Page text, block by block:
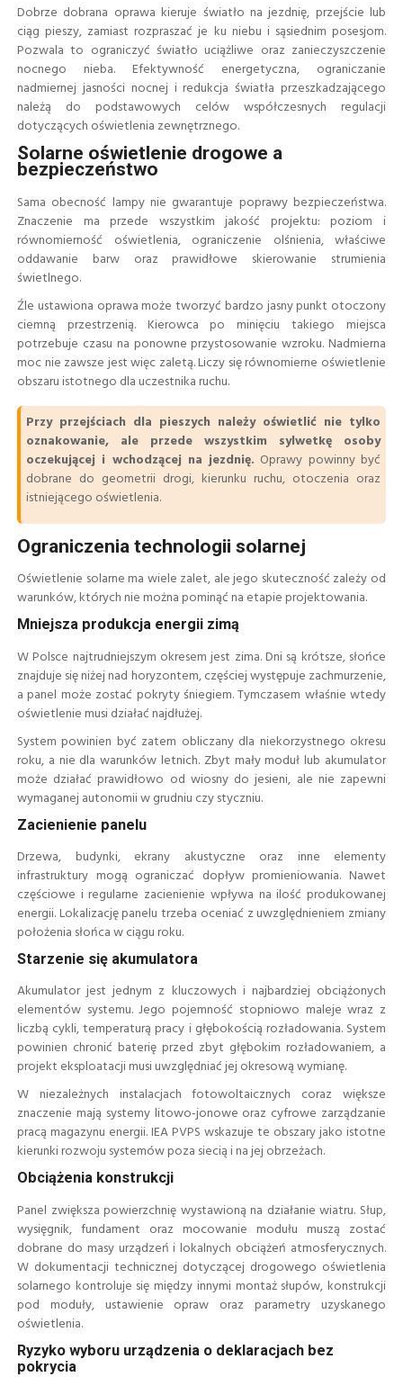
Dobrze dobrana oprawa kieruje światło na jezdnię, przejście lub
ciąg pieszy, zamiast rozpraszać je ku niebu i sąsiednim posesjom.
Pozwala to ograniczyć światło uciążliwe oraz zanieczyszczenie
nocnego nieba. Efektywność energetyczna, ograniczanie
nadmiernej jasności nocnej i redukcja światła przeszkadzającego
należą do podstawowych celów współczesnych regulacji
dotyczących oświetlenia zewnętrznego.
Solarne oświetlenie drogowe a
bezpieczeństwo
Sama obecność lampy nie gwarantuje poprawy bezpieczeństwa.
Znaczenie ma przede wszystkim jakość projektu: poziom i
równomierność oświetlenia, ograniczenie olśnienia, właściwe
oddawanie barw oraz prawidłowe skierowanie strumienia
świetlnego.
Źle ustawiona oprawa może tworzyć bardzo jasny punkt otoczony
ciemną przestrzenią. Kierowca po minięciu takiego miejsca
potrzebuje czasu na ponowne przystosowanie wzroku. Nadmierna
moc nie zawsze jest więc zaletą. Liczy się równomierne oświetlenie
obszaru istotnego dla uczestnika ruchu.
Przy przejściach dla pieszych należy oświetlić nie tylko
oznakowanie, ale przede wszystkim sylwetkę osoby
oczekującej i wchodzącej na jezdnię. Oprawy powinny być
dobrane do geometrii drogi, kierunku ruchu, otoczenia oraz
istniejącego oświetlenia.
Ograniczenia technologii solarnej
Oświetlenie solarne ma wiele zalet, ale jego skuteczność zależy od
warunków, których nie można pominąć na etapie projektowania.
Mniejsza produkcja energii zimą
W Polsce najtrudniejszym okresem jest zima. Dni są krótsze, słońce
znajduje się niżej nad horyzontem, częściej występuje zachmurzenie,
a panel może zostać pokryty śniegiem. Tymczasem właśnie wtedy
oświetlenie musi działać najdłużej.
System powinien być zatem obliczany dla niekorzystnego okresu
roku, a nie dla warunków letnich. Zbyt mały moduł lub akumulator
może działać prawidłowo od wiosny do jesieni, ale nie zapewni
wymaganej autonomii w grudniu czy styczniu.
Zacienienie panelu
Drzewa, budynki, ekrany akustyczne oraz inne elementy
infrastruktury mogą ograniczać dopływ promieniowania. Nawet
częściowe i regularne zacienienie wpływa na ilość produkowanej
energii. Lokalizację panelu trzeba oceniać z uwzględnieniem zmiany
położenia słońca w ciągu roku.
Starzenie się akumulatora
Akumulator jest jednym z kluczowych i najbardziej obciążonych
elementów systemu. Jego pojemność stopniowo maleje wraz z
liczbą cykli, temperaturą pracy i głębokością rozładowania. System
powinien chronić baterię przed zbyt głębokim rozładowaniem, a
projekt eksploatacji musi uwzględniać jej okresową wymianę.
W niezależnych instalacjach fotowoltaicznych coraz większe
znaczenie mają systemy litowo-jonowe oraz cyfrowe zarządzanie
pracą magazynu energii. IEA PVPS wskazuje te obszary jako istotne
kierunki rozwoju systemów poza siecią i na jej obrzeżach.
Obciążenia konstrukcji
Panel zwiększa powierzchnię wystawioną na działanie wiatru. Słup,
wysięgnik, fundament oraz mocowanie modułu muszą zostać
dobrane do masy urządzeń i lokalnych obciążeń atmosferycznych.
W dokumentacji technicznej dotyczącej drogowego oświetlenia
solarnego kontroluje się między innymi montaż słupów, konstrukcji
pod moduły, ustawienie opraw oraz parametry uzyskanego
oświetlenia.
Ryzyko wyboru urządzenia o deklaracjach bez
pokrycia